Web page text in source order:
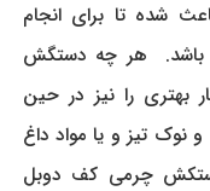
شده تا برای انجام
باشد. هر چه دستگش
بهتری را نیز در حین
نوک تیز و یا مواد داغ
چرمی کف دوبل